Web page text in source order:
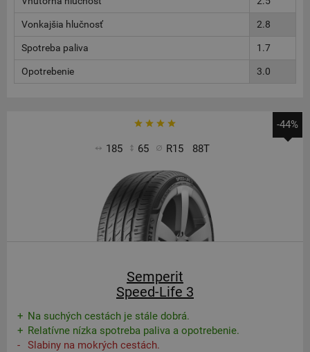
Vonkajšia hlučnosť 2.8
Spotreba paliva 1.7
Opotrebenie 3.0
185 65 R15 88T
-44%
Semperit
Speed-Life 3
Na suchých cestách je stále dobrá.
Relatívne nízka spotreba paliva a opotrebenie.
Slabiny na mokrých cestách.